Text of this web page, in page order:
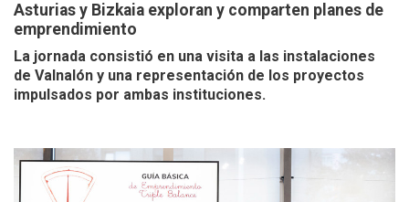
Asturias y Bizkaia exploran y comparten planes de
emprendimiento
La jornada consistió en una visita a las instalaciones
de Valnalón y una representación de los proyectos
impulsados por ambas instituciones.